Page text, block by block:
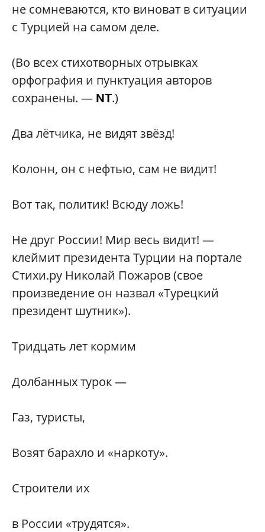
не сомневаются, кто виноват в ситуации
с Турцией на самом деле.
(Во всех стихотворных отрывках
орфография и пунктуация авторов
сохранены. — NT.)
Два лётчика, не видят звёзд!
Колонн, он с нефтью, сам не видит!
Вот так, политик! Всюду ложь!
Не друг России! Мир весь видит! —
клеймит президента Турции на портале
Стихи.ру Николай Пожаров (свое
произведение он назвал «Турецкий
президент шутник»).
Тридцать лет кормим
Долбанных турок —
Газ, туристы,
Возят барахло и «наркоту».
Строители их
в России «трудятся».